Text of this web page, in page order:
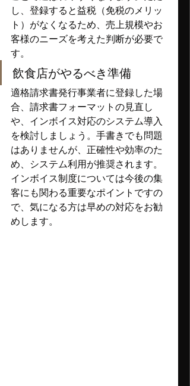
し、登録すると益税（免税のメリッ
ト）がなくなるため、売上規模やお
客様のニーズを考えた判断が必要で
す。
飲食店がやるべき準備
適格請求書発行事業者に登録した場
合、請求書フォーマットの見直し
や、インボイス対応のシステム導入
を検討しましょう。手書きでも問題
はありませんが、正確性や効率のた
め、システム利用が推奨されます。
インボイス制度については今後の集
客にも関わる重要なポイントですの
で、気になる方は早めの対応をお勧
めします。